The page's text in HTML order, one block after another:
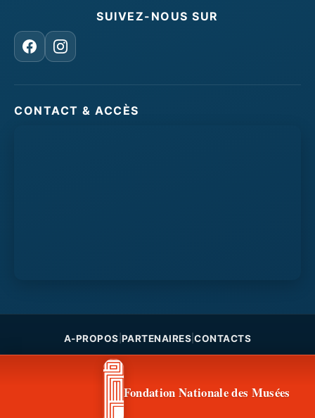
SUIVEZ-NOUS SUR
FacebookInstagram
CONTACT & ACCÈS
Fondation Nationale des Musées
A-PROPOS PARTENAIRES |CONTACTS